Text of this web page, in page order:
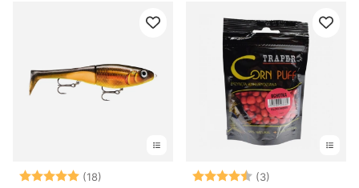
Vurdering: (18)
5.0 ud af 5 stjernerVurdering: (3)